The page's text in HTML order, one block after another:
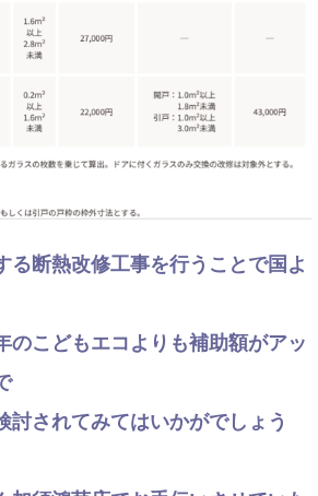
る断熱改修工事を行うことで国よ
のこどもエコよりも補助額がアッ
討されてみてはいかがでしょう